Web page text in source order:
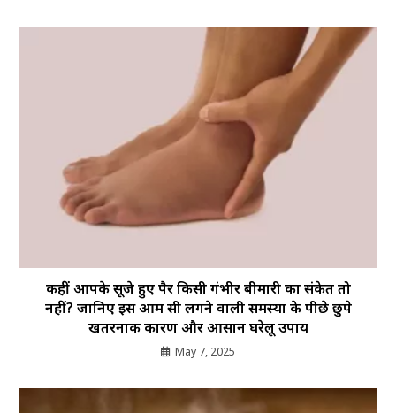
कहीं आपके सूजे हुए पैर किसी गंभीर बीमारी का संकेत तो
नहीं? जानिए इस आम सी लगने वाली समस्या के पीछे छुपे
खतरनाक कारण और आसान घरेलू उपाय
May 7, 2025